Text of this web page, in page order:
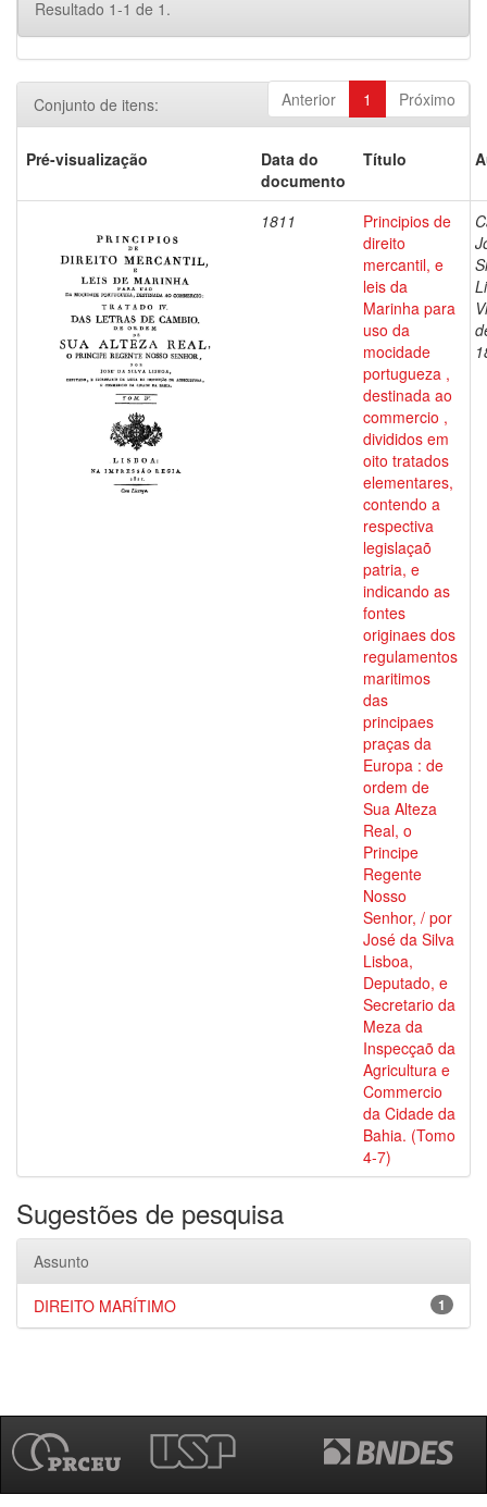
Resultado 1-1 de 1.
Anterior 1 Próximo
Conjunto de itens:
Pré-visualização
Data do
documento
Título
1811
Principios de
direito
mercantil, e
leis da
Marinha para
uso da
mocidade
portugueza ,
destinada ao
commercio ,
divididos em
oito tratados
elementares,
contendo a
respectiva
legislaçaõ
patria, e
indicando as
fontes
originaes dos
regulamentos
maritimos
das
principaes
praças da
Europa : de
ordem de
Sua Alteza
Real, o
Principe
Regente
Nosso
Senhor, / por
José da Silva
Lisboa,
Deputado, e
Secretario da
Meza da
Inspecçaõ da
Agricultura e
Commercio
da Cidade da
Bahia. (Tomo
4-7)
Sugestões de pesquisa
Assunto
1
DIREITO MARÍTIMO